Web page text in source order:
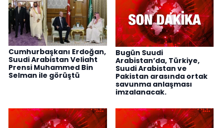
Cumhurbaşkanı Erdoğan,
Suudi Arabistan Veliaht
Prensi Muhammed Bin
Selman ile görüştü
Bugün Suudi
Arabistan’da, Türkiye,
Suudi Arabistan ve
Pakistan arasında ortak
savunma anlaşması
imzalanacak.